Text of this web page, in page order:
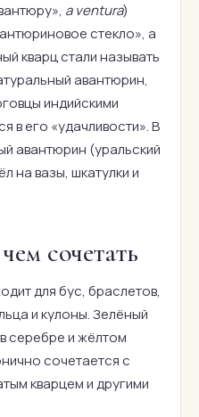
a ventura)
стекло», а
кварц стали называть
авантюрин,
индийскими
в его «удачливости». В
авантюрин (уральский
на вазы, шкатулки и
сочетать
для бус, браслетов,
и кулоны. Зелёный
серебре и жёлтом
сочетается с
кварцем и другими